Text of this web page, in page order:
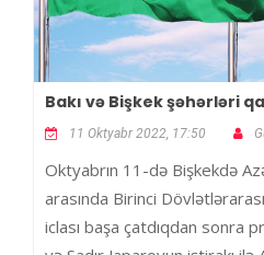
Bakı və Bişkek şəhərləri
11 Oktyabr 2022, 17:50
Oktyabrın 11-də Bişkekdə
arasında Birinci
iclası başa çatdıqdan sonra